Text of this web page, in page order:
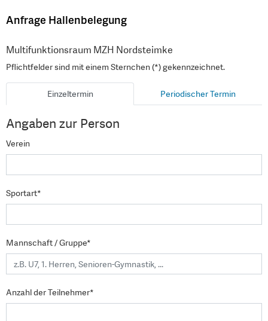
Anfrage Hallenbelegung
Multifunktionsraum MZH Nordsteimke
Pflichtfelder sind mit einem Sternchen (*) gekennzeichnet.
Einzeltermin Periodischer Termin
Angaben zur Person
Verein
Sportart*
Mannschaft / Gruppe*
Anzahl der Teilnehmer*